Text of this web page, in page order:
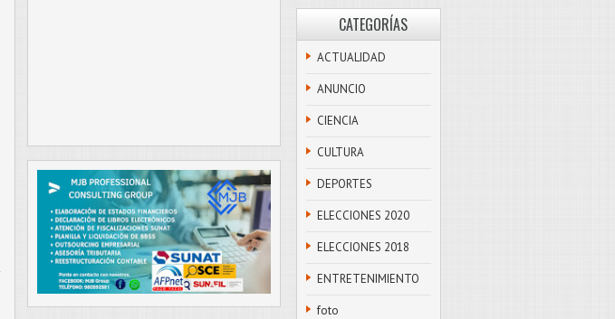
CATEGORÍAS
ACTUALIDAD
ANUNCIO
CIENCIA
CULTURA
DEPORTES
ELECCIONES 2020
ELECCIONES 2018
ENTRETENIMIENTO
foto